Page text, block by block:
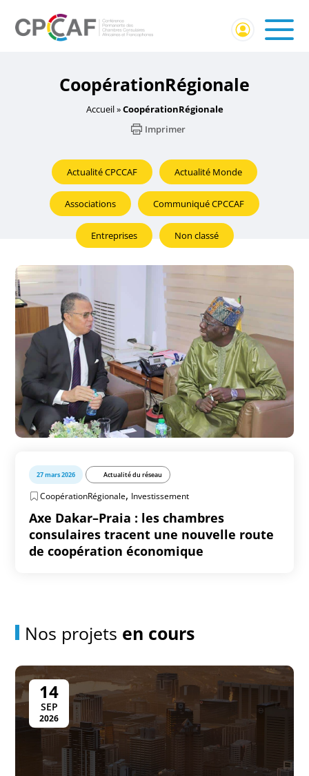
CoopérationRégionale
Accueil»CoopérationRégionale
Imprimer
Actualité CPCCAF Actualité Monde
Associations Communiqué CPCCAF
Entreprises Non classé
27 mars 2026 Actualité du réseau
CoopérationRégionale, Investissement
Axe Dakar–Praia : les chambres
consulaires tracent une nouvelle route
de coopération économique
Nos projets en cours
14
SEP
2026